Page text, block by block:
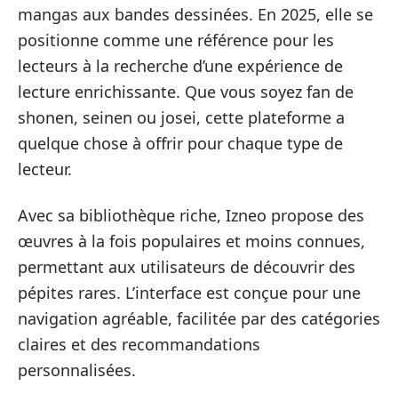
mangas aux bandes dessinées. En 2025, elle se
positionne comme une référence pour les
lecteurs à la recherche d’une expérience de
lecture enrichissante. Que vous soyez fan de
shonen, seinen ou josei, cette plateforme a
quelque chose à offrir pour chaque type de
lecteur.
Avec sa bibliothèque riche, Izneo propose des
œuvres à la fois populaires et moins connues,
permettant aux utilisateurs de découvrir des
pépites rares. L’interface est conçue pour une
navigation agréable, facilitée par des catégories
claires et des recommandations
personnalisées.